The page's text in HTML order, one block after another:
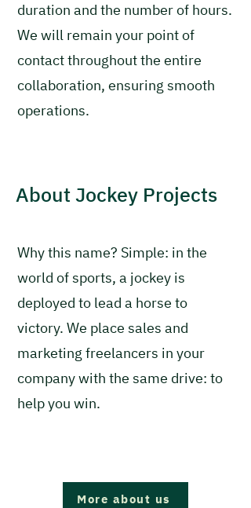
duration and the number of hours.
We will remain your point of
contact throughout the entire
collaboration, ensuring smooth
operations.
About Jockey Projects
Why this name? Simple: in the
world of sports, a jockey is
deployed to lead a horse to
victory. We place sales and
marketing freelancers in your
company with the same drive: to
help you win.
More about us